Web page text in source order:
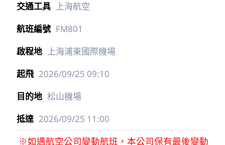
上海航空
FM801
上海浦東國際機場
2026/09/25 09:10
松山機場
2026/09/25 11:00
※如遇航空公司變動航班，本公司保有最後變動